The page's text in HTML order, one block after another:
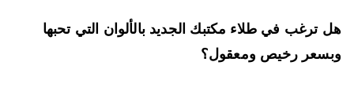
ترغب في طلاء مكتبك الجديد بالألوان التي تحبها
رخيص ومعقول؟